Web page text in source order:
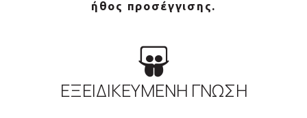
ήθος προσέγγισης.
ΕΞΕΙΔΙΚΕΥΜΕΝΗ ΓΝΩΣΗ